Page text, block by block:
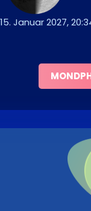
Januar 2027,